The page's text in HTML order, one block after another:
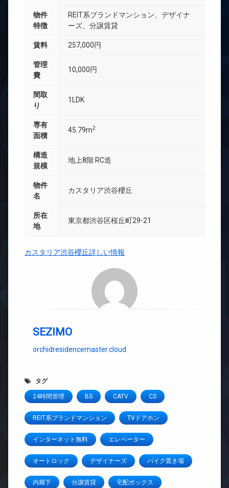
物件
特徴
REIT系ブランドマンション、デザイナ
ーズ、分譲賃貸
賃料 257,000円
管理
費
10,000円
間取
り
1LDK
専有
面積
45.79m2
構造
規模
地上8階 RC造
物件
名
カスタリア渋谷櫻丘
所在
地
東京都渋谷区桜丘町29-21
カスタリア渋谷櫻丘詳しい情報
SEZIMO
orchidresidencemaster.cloud
タグ
24時間管理 BS CATV CS
REIT系ブランドマンション TVドアホン
インターネット無料 エレベーター
オートロック デザイナーズ バイク置き場
内廊下 分譲賃貸 宅配ボックス